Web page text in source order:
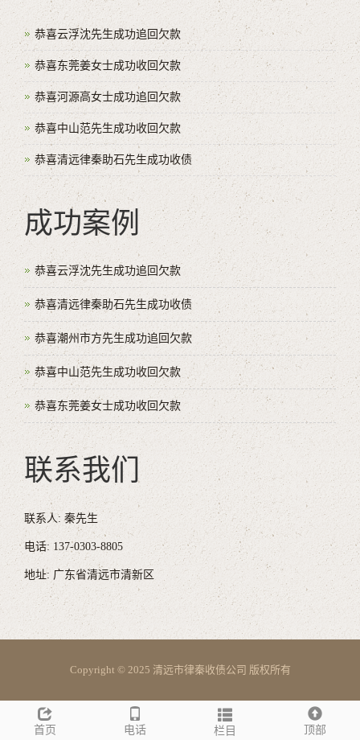
恭喜云浮沈先生成功追回欠款
恭喜东莞姜女士成功收回欠款
恭喜河源高女士成功追回欠款
恭喜中山范先生成功收回欠款
恭喜清远律秦助石先生成功收债
成功案例
恭喜云浮沈先生成功追回欠款
恭喜清远律秦助石先生成功收债
恭喜潮州市方先生成功追回欠款
恭喜中山范先生成功收回欠款
恭喜东莞姜女士成功收回欠款
联系我们
联系人: 秦先生
电话: 137-0303-8805
地址: 广东省清远市清新区
首页 电话 栏目 顶部
Copyright © 2025 清远市律秦收债公司 版权所有